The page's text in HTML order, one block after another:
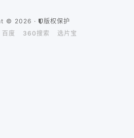
© 2026 ·
版权保护
百度 360搜索 选片宝